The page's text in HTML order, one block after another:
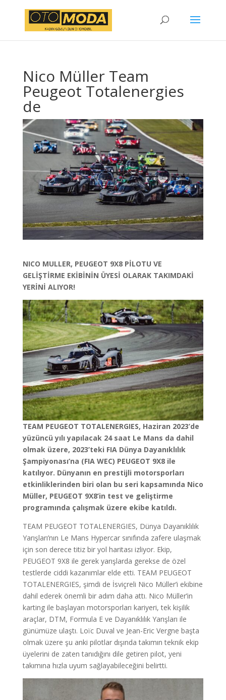
Nico Müller Team
Peugeot Totalenergies
de
NICO MULLER, PEUGEOT 9X8 PİLOTU VE
GELİŞTİRME EKİBİNİN ÜYESİ OLARAK TAKIMDAKİ
YERİNİ ALIYOR!
TEAM PEUGEOT TOTALENERGIES, Haziran 2023’de
yüzüncü yılı yapılacak 24 saat Le Mans da dahil
olmak üzere, 2023’teki FIA Dünya Dayanıklılık
Şampiyonası’na (FIA WEC) PEUGEOT 9X8 ile
katılıyor. Dünyanın en prestijli motorsporları
etkinliklerinden biri olan bu seri kapsamında Nico
Müller, PEUGEOT 9X8’in test ve geliştirme
programında çalışmak üzere ekibe katıldı.
TEAM PEUGEOT TOTALENERGIES, Dünya Dayanıklılık
Yarışları’nın Le Mans Hypercar sınıfında zafere ulaşmak
için son derece titiz bir yol haritası izliyor. Ekip,
PEUGEOT 9X8 ile gerek yarışlarda gerekse de özel
testlerde ciddi kazanımlar elde etti. TEAM PEUGEOT
TOTALENERGIES, şimdi de İsviçreli Nico Müller’i ekibine
dahil ederek önemli bir adım daha attı. Nico Müller’in
karting ile başlayan motorsporları kariyeri, tek kişilik
araçlar, DTM, Formula E ve Dayanıklılık Yarışları ile
günümüze ulaştı. Loïc Duval ve Jean-Eric Vergne başta
olmak üzere şu anki pilotlar dışında takımın teknik ekip
üyelerini de zaten tanıdığını dile getiren pilot, yeni
takımına hızla uyum sağlayabileceğini belirtti.